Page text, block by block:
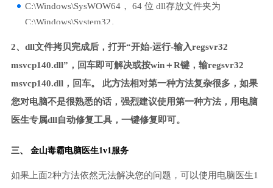
C:\Windows\SysWOW64， 64 位 dll存放文件夹为
C:\Windows\System32。
2、dll文件拷贝完成后，打开“开始-运行-输入regsvr32
msvcp140.dll”，回车即可解决或按win＋R键，输regsvr32
msvcp140.dll，回车。 此方法相对第一种方法复杂很多，如果
您对电脑不是很熟悉的话，强烈建议使用第一种方法，用电脑
医生专属dll自动修复工具，一键修复即可。
三、 金山毒霸电脑医生1v1服务
如果上面2种方法依然无法解决您的问题，可以使用电脑医生1